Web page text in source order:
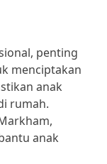
penting
menciptakan
anak
rumah.
anak